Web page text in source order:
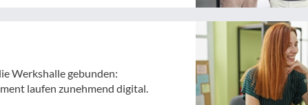
Werkshalle gebunden:
laufen zunehmend digital.